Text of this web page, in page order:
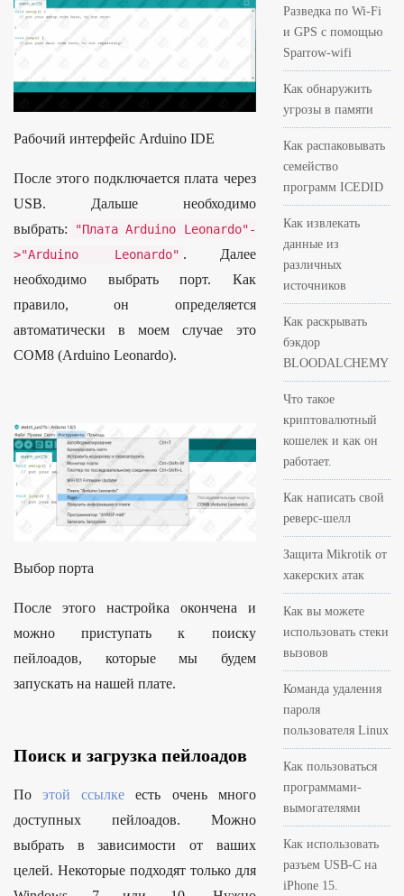
Рабочий интерфейс Arduino IDE
После этого подключается плата через
USB. Дальше необходимо
выбрать:
"Плата Arduino Leonardo"-
>"Arduino Leonardo" . Далее
необходимо выбрать порт. Как
правило, он определяется
автоматически в моем случае это
COM8 (Arduino Leonardo).
Выбор порта
После этого настройка окончена и
можно приступать к поиску
пейлоадов, которые мы будем
запускать на нашей плате.
Поиск и загрузка пейлоадов
Поэтой ссылке есть очень много
доступных пейлоадов. Можно
выбрать в зависимости от ваших
целей. Некоторые подходят только для
Разведка по Wi-Fi
и GPS с помощью
Sparrow-wifi
Как обнаружить
угрозы в памяти
Как распаковывать
семейство
программ ICEDID
Как извлекать
данные из
различных
источников
Как раскрывать
бэкдор
BLOODALCHEMY
Что такое
криптовалютный
кошелек и как он
работает.
Как написать свой
реверс-шелл
Защита Mikrotik от
хакерских атак
Как вы можете
использовать стеки
вызовов
Команда удаления
пароля
пользователя Linux
Как пользоваться
программами-
вымогателями
Как использовать
разъем USB-C на
iPhone 15.